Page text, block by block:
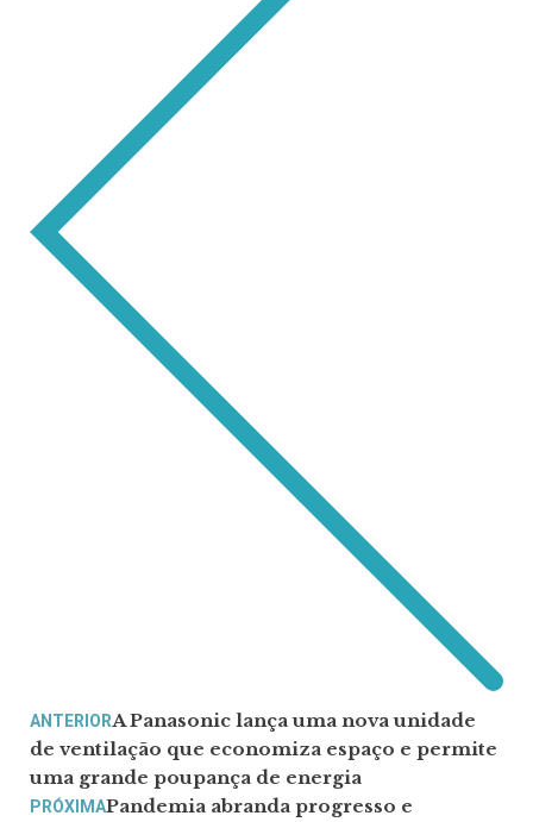
ANTERIORA Panasonic lança uma nova unidade
de ventilação que economiza espaço e permite
uma grande poupança de energia
PRÓXIMAPandemia abranda progresso e